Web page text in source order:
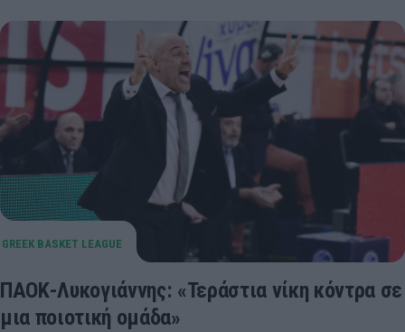
ΠΑΟΚ-Λυκογιάννης: «Τεράστια νίκη κόντρα σε
μια ποιοτική ομάδα»